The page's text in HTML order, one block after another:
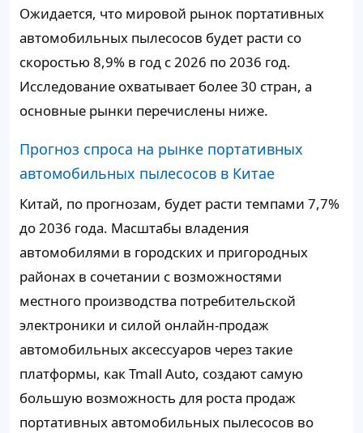
Ожидается, что мировой рынок портативных
автомобильных пылесосов будет расти со
скоростью 8,9% в год с 2026 по 2036 год.
Исследование охватывает более 30 стран, а
основные рынки перечислены ниже.
Прогноз спроса на рынке портативных
автомобильных пылесосов в Китае
Китай, по прогнозам, будет расти темпами 7,7%
до 2036 года. Масштабы владения
автомобилями в городских и пригородных
районах в сочетании с возможностями
местного производства потребительской
электроники и силой онлайн-продаж
автомобильных аксессуаров через такие
платформы, как Tmall Auto, создают самую
большую возможность для роста продаж
портативных автомобильных пылесосов во